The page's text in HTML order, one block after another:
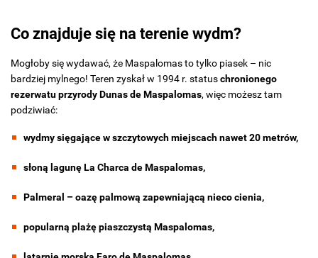
Co znajduje się na terenie wydm?
Mogłoby się wydawać, że Maspalomas to tylko piasek – nic
bardziej mylnego! Teren zyskał w 1994 r. statuschronionego
rezerwatu przyrody Dunas de Maspalomas, więc możesz tam
podziwiać:
wydmy sięgające w szczytowych miejscach nawet 20 metrów,
słoną lagunę La Charca de Maspalomas,
Palmeral – oazę palmową zapewniającą nieco cienia,
popularną plażę piaszczystą Maspalomas,